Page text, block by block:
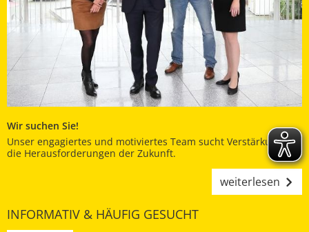
Wir suchen Sie!
Unser engagiertes und motiviertes Team sucht Verstärkung für
die Herausforderungen der Zukunft.
weiterlesen
INFORMATIV & HÄUFIG GESUCHT